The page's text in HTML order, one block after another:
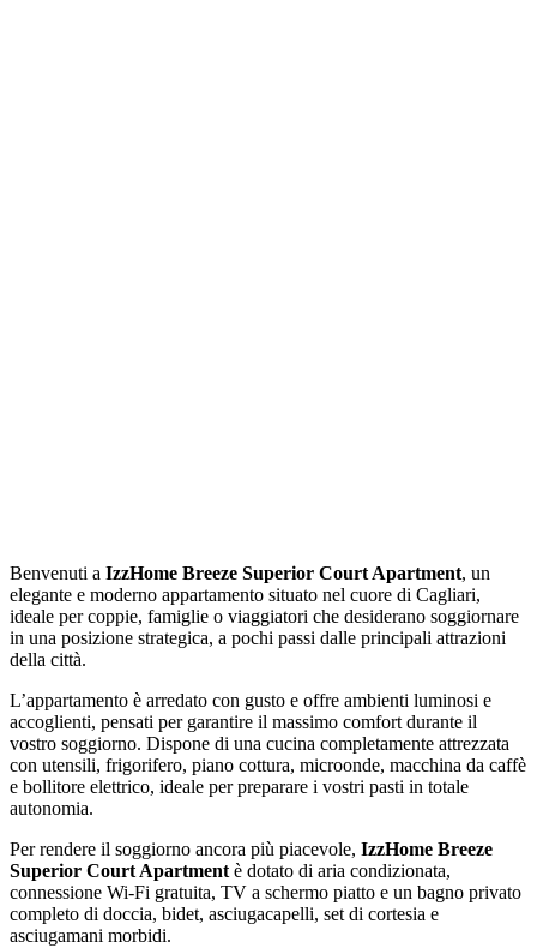
Benvenuti a IzzHome Breeze Superior Court Apartment, un
elegante e moderno appartamento situato nel cuore di Cagliari,
ideale per coppie, famiglie o viaggiatori che desiderano soggiornare
in una posizione strategica, a pochi passi dalle principali attrazioni
della città.
L’appartamento è arredato con gusto e offre ambienti luminosi e
accoglienti, pensati per garantire il massimo comfort durante il
vostro soggiorno. Dispone di una cucina completamente attrezzata
con utensili, frigorifero, piano cottura, microonde, macchina da caffè
e bollitore elettrico, ideale per preparare i vostri pasti in totale
autonomia.
Per rendere il soggiorno ancora più piacevole, IzzHome Breeze
Superior Court Apartment è dotato di aria condizionata,
connessione Wi-Fi gratuita, TV a schermo piatto e un bagno privato
completo di doccia, bidet, asciugacapelli, set di cortesia e
asciugamani morbidi.